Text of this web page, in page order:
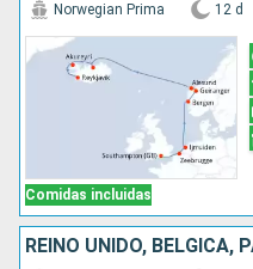
Comidas incluidas
Norwegian Prima 12 d